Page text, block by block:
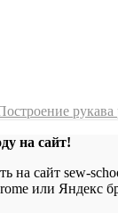
рукава
на сайт!
на сайт sew-
или Яндекс